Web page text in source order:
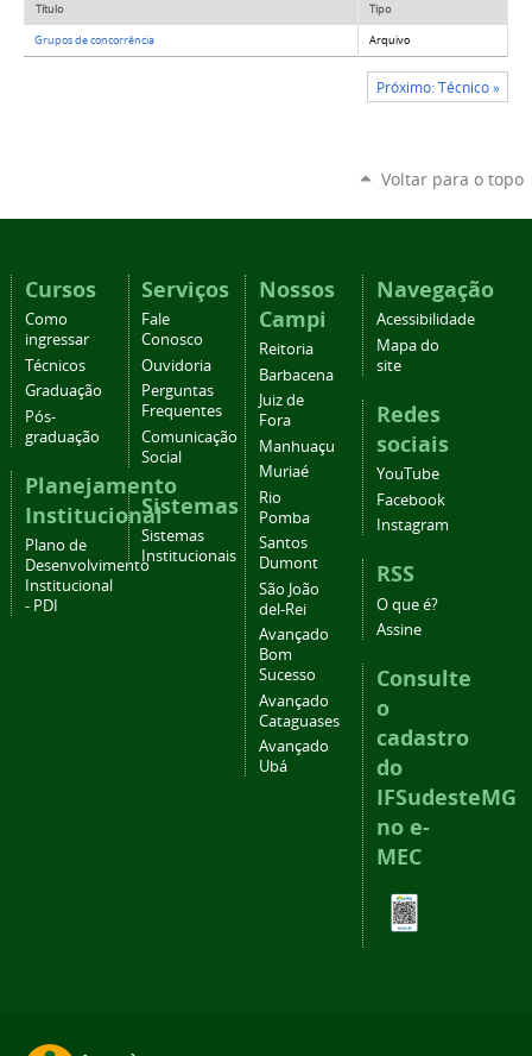
Título Tipo
Grupos de concorrência Arquivo
Próximo: Técnico »
Voltar para o topo
Cursos
Como
ingressar
Técnicos
Graduação
Pós-
graduação
Planejamento
Institucional
Plano de
Desenvolvimento
Institucional
- PDI
Serviços
Fale
Conosco
Ouvidoria
Perguntas
Frequentes
Comunicação
Social
Sistemas
Sistemas
Institucionais
Nossos
Campi
Reitoria
Barbacena
Juiz de
Fora
Manhuaçu
Muriaé
Rio
Pomba
Santos
Dumont
São João
del-Rei
Avançado
Bom
Sucesso
Avançado
Cataguases
Avançado
Ubá
Navegação
Acessibilidade
Mapa do
site
Redes
sociais
YouTube
Facebook
Instagram
RSS
O que é?
Assine
Consulte
o
cadastro
do
IFSudesteMG
no e-
MEC